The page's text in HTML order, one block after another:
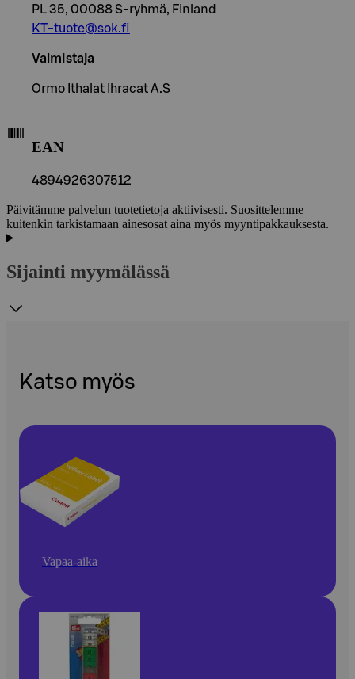
PL 35, 00088 S-ryhmä, Finland
KT-tuote@sok.fi
Valmistaja
Ormo Ithalat Ihracat A.S
EAN
4894926307512
Päivitämme palvelun tuotetietoja aktiivisesti. Suosittelemme
kuitenkin tarkistamaan ainesosat aina myös myyntipakkauksesta.
Sijainti myymälässä
Katso myös
Vapaa-aika